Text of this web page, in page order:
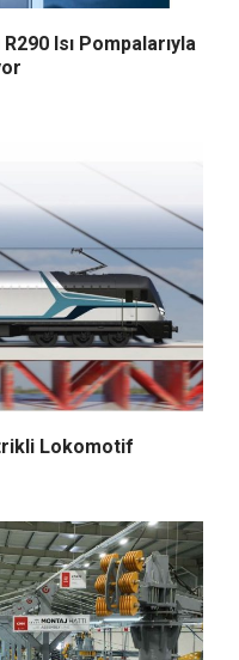
Isı Pompalarıyla
Lokomotif